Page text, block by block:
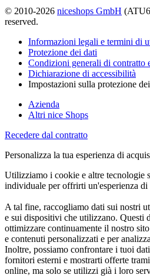
© 2010-2026 niceshops GmbH
reserved.
Informazioni legali e termini di
Protezione dei dati
Condizioni generali di contratto
Dichiarazione di accessibilità
Impostazioni sulla protezione
Azienda
Altri nice Shops
Recedere dal contratto
Personalizza la tua esperienza di
Utilizziamo i cookie e altre tecnologie
individuale per offrirti un'esperienza di
A tal fine, raccogliamo dati sui nostri
e sui dispositivi che utilizzano. Questi
ottimizzare continuamente il nostro
e contenuti personalizzati e per
Inoltre, possiamo confrontare i tuoi
fornitori esterni e mostrarti offerte
online, ma solo se utilizzi già i loro